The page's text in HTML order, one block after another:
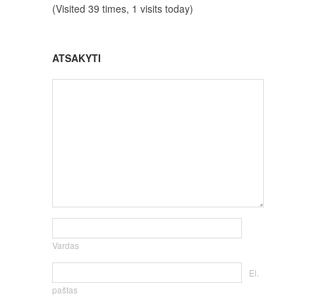
(Visited 39 times, 1 visits today)
ATSAKYTI
Vardas
El.
paštas